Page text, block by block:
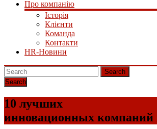
Про компанію
Історія
Клієнти
Команда
Контакти
HR-Новини
Search
10 лучших
инновационных компаний